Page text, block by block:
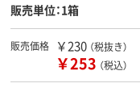
販売単位：1箱
販売価格 ￥230 （税抜き）
￥253 （税込）